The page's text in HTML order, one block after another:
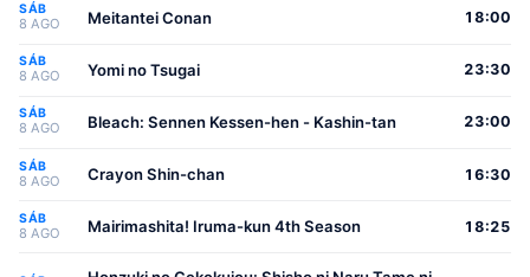
SÁB
8 AGO Meitantei Conan 18:00
SÁB
8 AGO Yomi no Tsugai 23:30
SÁB
8 AGO Bleach: Sennen Kessen-hen - Kashin-tan 23:00
SÁB
8 AGO Crayon Shin-chan 16:30
SÁB
8 AGO Mairimashita! Iruma-kun 4th Season 18:25